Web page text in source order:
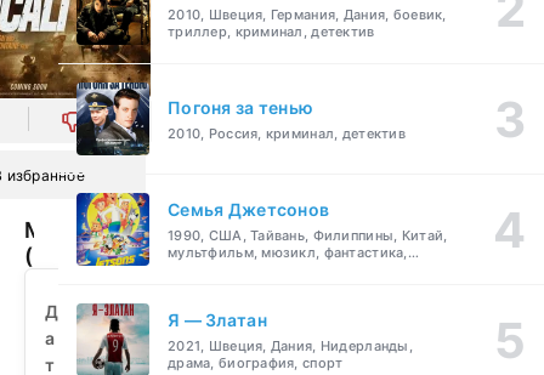
0
избранное
Мехикали
(2026)
бесплатно
Д
а
т
2010, Швеция, Германия, Дания, боевик,
триллер, криминал, детектив
Погоня за тенью
2010, Россия, криминал, детектив
Семья Джетсонов
1990, США, Тайвань, Филиппины, Китай,
мультфильм, мюзикл, фантастика,
Я — Златан
2021, Швеция, Дания, Нидерланды,
драма, биография, спорт